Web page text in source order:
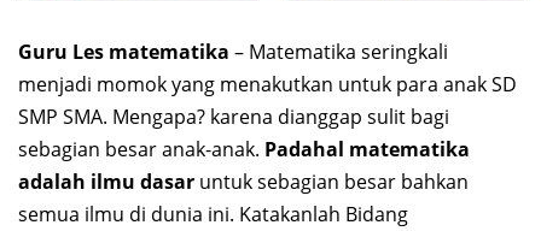
Guru Les matematika – Matematika seringkali
menjadi momok yang menakutkan untuk para anak SD
SMP SMA. Mengapa? karena dianggap sulit bagi
sebagian besar anak-anak. Padahal matematika
adalah ilmu dasar untuk sebagian besar bahkan
semua ilmu di dunia ini. Katakanlah Bidang